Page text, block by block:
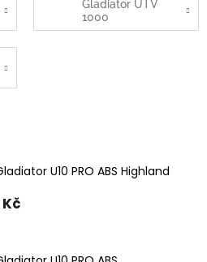
Gladiator UTV
1000
U10 PRO ABS Highland